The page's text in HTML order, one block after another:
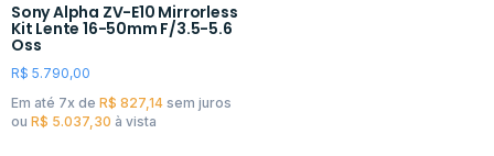
Sony Alpha ZV-E10 Mirrorless
Kit Lente 16-50mm F/3.5-5.6
Oss
R$ 5.790,00
Em até 7x de R$ 827,14 sem juros
ou R$ 5.037,30 à vista